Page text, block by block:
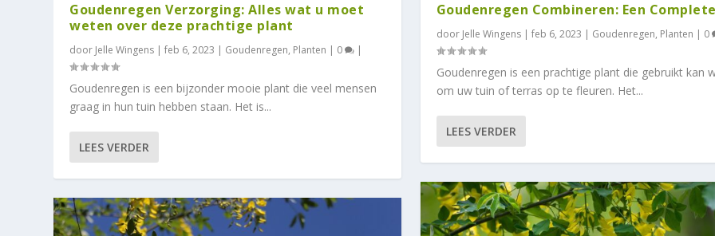
Goudenregen Verzorging: Alles wat u moet
weten over deze prachtige plant
door Jelle Wingens |feb 6, 2023 | Goudenregen, Planten | 0 |
Goudenregen is een bijzonder mooie plant die veel mensen
graag in hun tuin hebben staan. Het is...
LEES VERDER
Goudenregen Combineren: Een
door Jelle Wingens| feb 6, 2023 | Goudenregen, Planten | 0
Goudenregen is een prachtige plant die gebruikt kan
om uw tuin of terras op te fleuren. Het...
LEES VERDER